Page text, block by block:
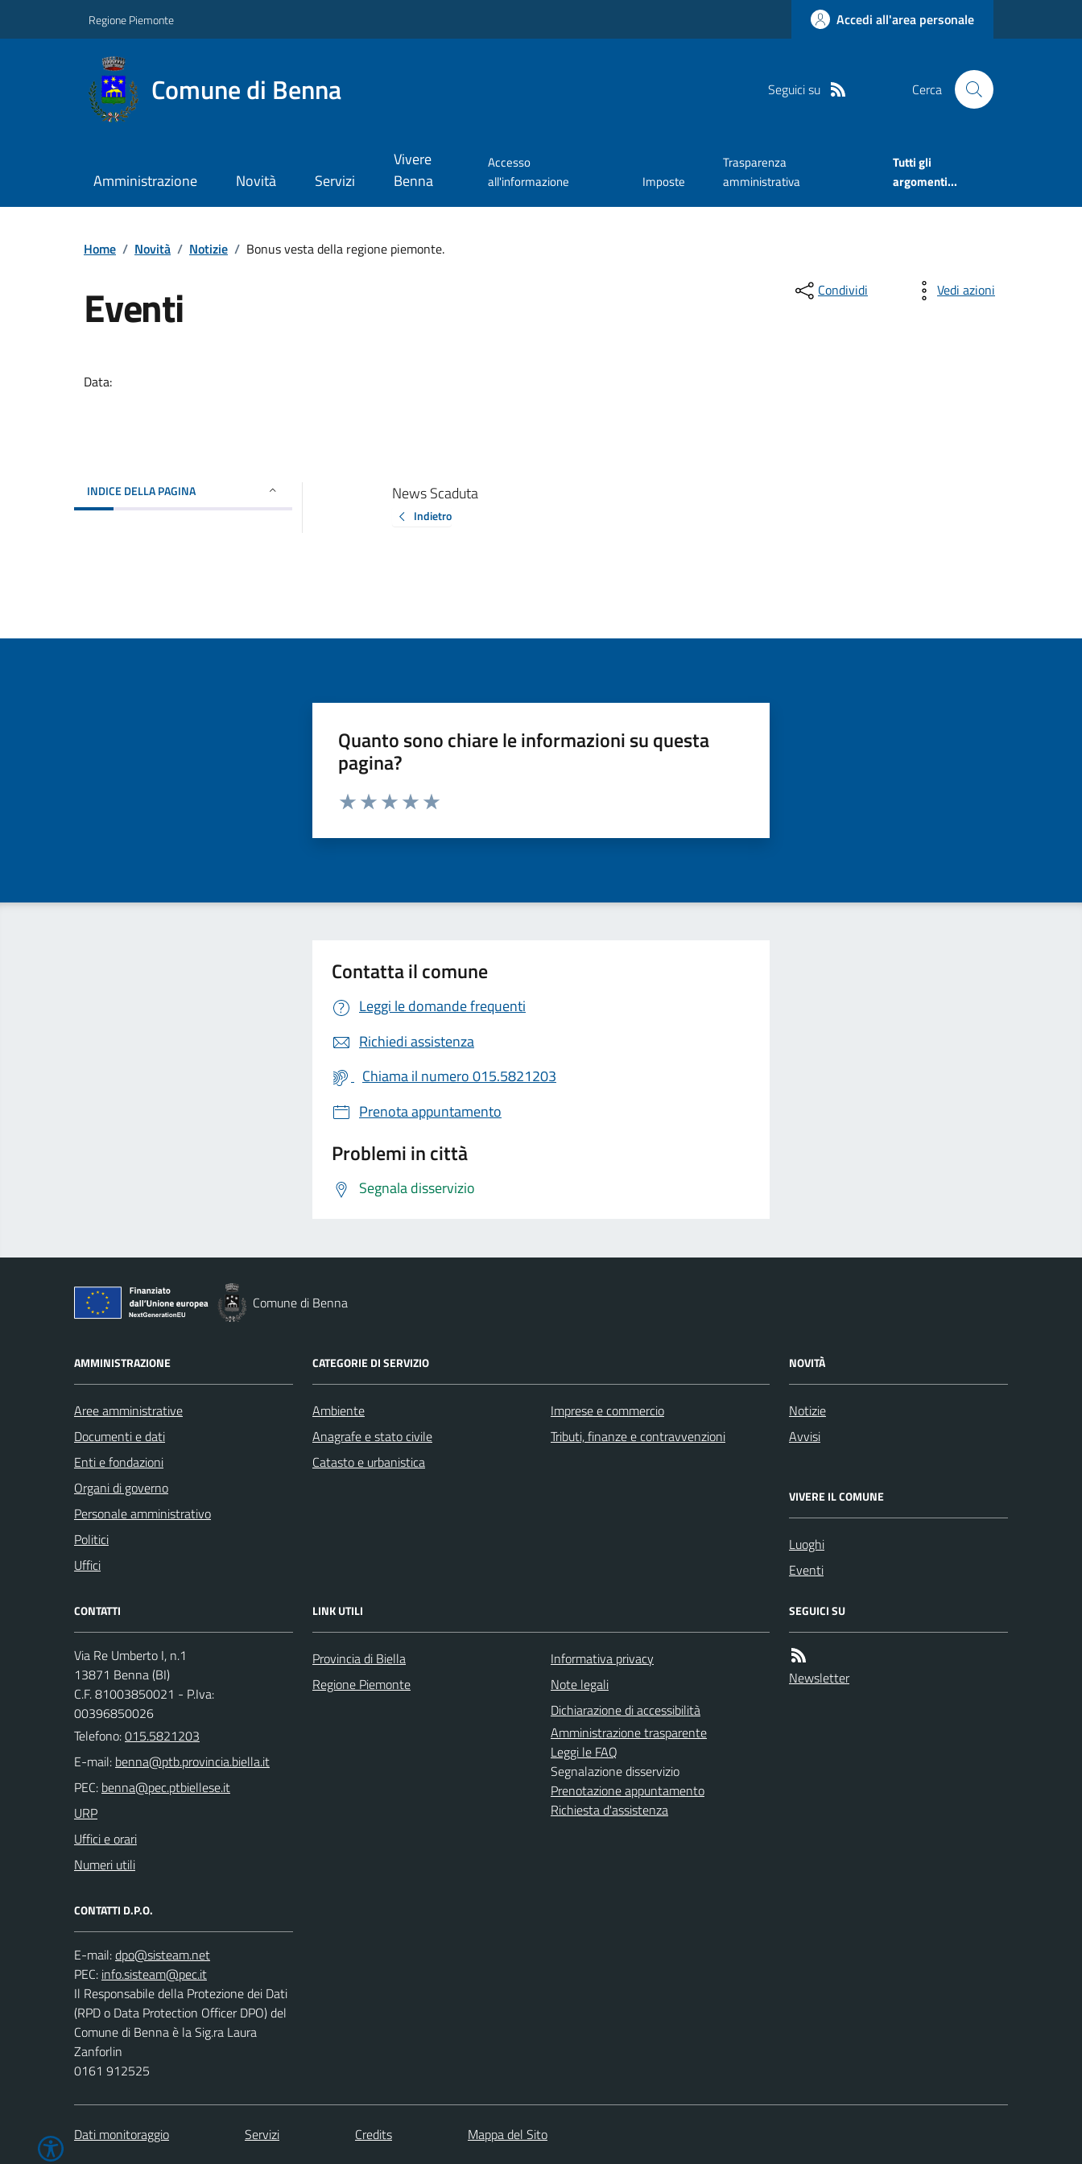
Regione Piemonte Accedi all'area personale
Comune di Benna Seguici su Cerca
Amministrazione Novità Servizi
Vivere
Benna
Accesso
all'informazione
Imposte
Trasparenza
amministrativa
Tutti gli
argomenti...
Home / Novità / Notizie / Bonus vesta della regione piemonte.
Eventi
Data:
Condividi Vedi azioni
INDICE DELLA PAGINA News Scaduta
Indietro
Quanto sono chiare le informazioni su questa
pagina?
Valuta da 1 a 5 stelle la pagina
Contatta il comune
Leggi le domande frequenti
Richiedi assistenza
Chiama il numero 015.5821203
Prenota appuntamento
Problemi in città
Segnala disservizio
Comune di Benna
AMMINISTRAZIONE
Aree amministrative
Documenti e dati
Enti e fondazioni
Organi di governo
Personale amministrativo
Politici
Uffici
CATEGORIE DI SERVIZIO
Ambiente
Anagrafe e stato civile
Catasto e urbanistica
Imprese e commercio
Tributi, finanze e contravvenzioni
NOVITÀ
Notizie
Avvisi
VIVERE IL COMUNE
Luoghi
Eventi
CONTATTI
Via Re Umberto I, n.1
13871 Benna (BI)
C.F. 81003850021 - P.Iva:
00396850026
Telefono:015.5821203
E-mail:
PEC:
URP
Uffici e orari
Numeri utili
CONTATTI D.P.O.
E-mail:
PEC:
Il Responsabile della Protezione dei Dati
(RPD o Data Protection Officer DPO) del
Comune di Benna è la Sig.ra Laura
Zanforlin
0161 912525
LINK UTILI
Provincia di Biella
Regione Piemonte
Informativa privacy
Note legali
Dichiarazione di accessibilità
Amministrazione trasparente
Leggi le FAQ
Segnalazione disservizio
Prenotazione appuntamento
Richiesta d'assistenza
SEGUICI SU
Newsletter
Dati monitoraggio Servizi Credits Mappa del Sito